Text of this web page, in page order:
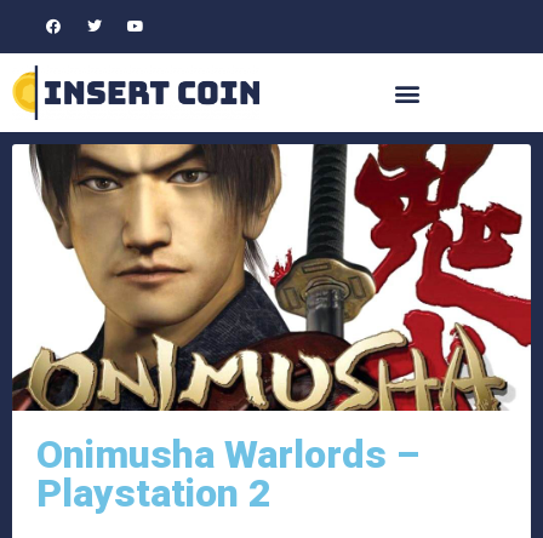
Onimusha Warlords –
Playstation 2